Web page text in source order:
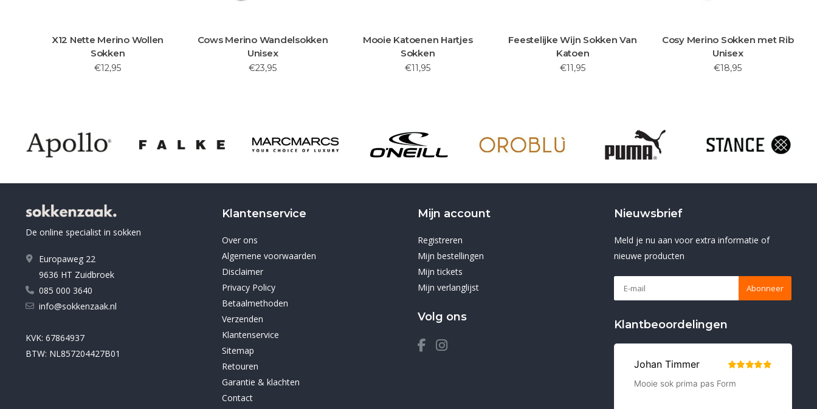
X12 Nette Merino Wollen
Sokken
€12,95
Cows Merino Wandelsokken
Unisex
€23,95
Mooie Katoenen Hartjes
Sokken
€11,95
Feestelijke Wijn Sokken Van
Katoen
€11,95
Cosy Merino Sokken met Rib
Unisex
€18,95
De online specialist in sokken
Europaweg 22
9636 HT Zuidbroek
085 000 3640
info@sokkenzaak.nl
KVK: 67864937
BTW: NL857204427B01
Klantenservice
Over ons
Algemene voorwaarden
Disclaimer
Privacy Policy
Betaalmethoden
Verzenden
Klantenservice
Sitemap
Retouren
Garantie & klachten
Contact
Mijn account
Registreren
Mijn bestellingen
Mijn tickets
Mijn verlanglijst
Volg ons
Nieuwsbrief
Meld je nu aan voor extra informatie of
nieuwe producten
Abonneer
Klantbeoordelingen